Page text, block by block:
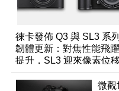
徠卡發佈 Q3 與 SL3 系列
韌體更新：對焦性能飛躍
提升，SL3 迎來像素位移
拍攝功能
微觀